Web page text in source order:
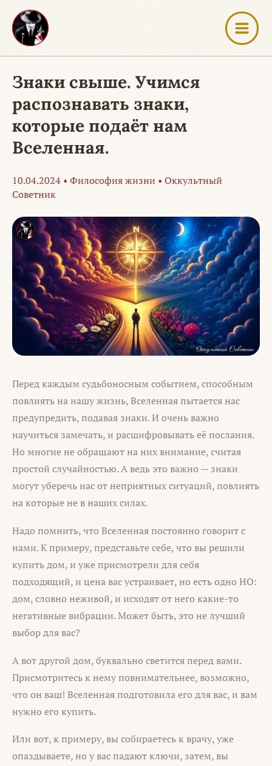
Перейти
содержимому
Знаки свыше. Учимся
распознавать знаки,
которые подаёт нам
Вселенная.
10.04.2024 • Философия жизни • Оккультный
Советник
Перед каждым судьбоносным событием, способным
повлиять на нашу жизнь, Вселенная пытается нас
предупредить, подавая знаки. И очень важно
научиться замечать, и расшифровывать её послания.
Но многие не обращают на них внимание, считая
простой случайностью. А ведь это важно — знаки
могут уберечь нас от неприятных ситуаций, повлиять
на которые не в наших силах.
Надо помнить, что Вселенная постоянно говорит с
нами. К примеру, представьте себе, что вы решили
купить дом, и уже присмотрели для себя
подходящий, и цена вас устраивает, но есть одно НО:
дом, словно неживой, и исходят от него какие-то
негативные вибрации. Может быть, это не лучший
выбор для вас?
А вот другой дом, буквально светится перед вами.
Присмотритесь к нему повнимательнее, возможно,
что он ваш! Вселенная подготовила его для вас, и вам
нужно его купить.
Или вот, к примеру, вы собираетесь к врачу, уже
опаздываете, но у вас падают ключи, затем, вы